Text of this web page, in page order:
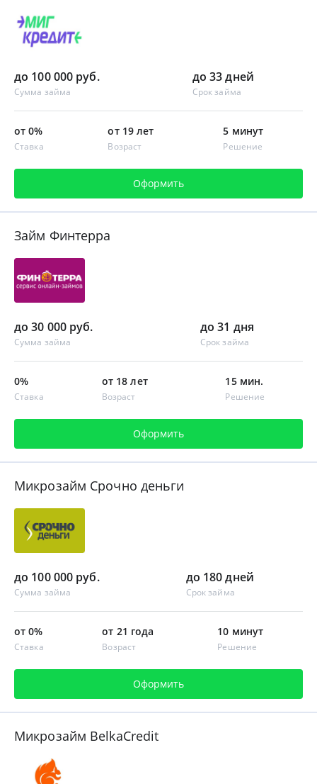
до 100 000 руб.
Сумма займа
до 33 дней
Срок займа
от 0%
Ставка
от 19 лет
Возраст
5 минут
Решение
Оформить
Займ Финтерра
до 30 000 руб.
Сумма займа
до 31 дня
Срок займа
0%
Ставка
от 18 лет
Возраст
15 мин.
Решение
Оформить
Микрозайм Срочно деньги
до 100 000 руб.
Сумма займа
до 180 дней
Срок займа
от 0%
Ставка
от 21 года
Возраст
10 минут
Решение
Оформить
Микрозайм BelkaCredit